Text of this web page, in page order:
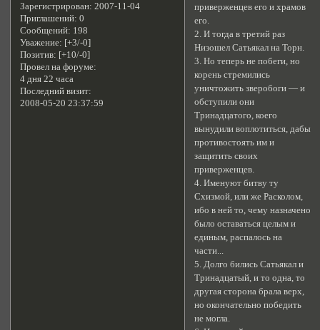
Зарегистрирован: 2007-11-04
Приглашений: 0
Сообщений: 198
Уважение: [+3/-0]
Позитив: [+10/-0]
Провел на форуме:
4 дня 22 часа
Последний визит:
2008-05-20 23:37:59
приверженцев его и храмов
его.
2. И тогда в третий раз
Низошел Сатьякал на Торн.
3. Но теперь не побеги, но
корень стремились
уничтожить зверобоги — и
обступили они
Тринадцатого, коего
вынудили воплотиться, дабы
противостоять им и
защитить своих
приверженцев.
4. Именуют битву ту
Схизмой, или же Расколом,
ибо в ней то, чему назначено
было оставаться целым и
единым, распалось на
части...
5. Долго бились Сатьякал и
Тринадцатый, и то одна, то
другая сторона брала верх,
но окончательно победить
не могла.